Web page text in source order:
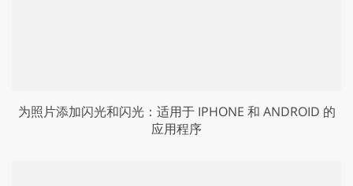
为照片添加闪光和闪光：适用于 IPHONE 和 ANDROID 的
应用程序